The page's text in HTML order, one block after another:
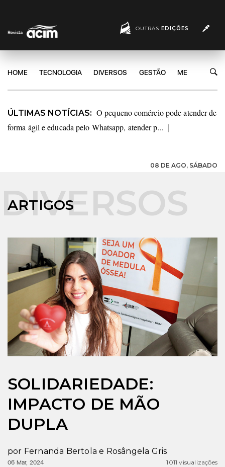
OUTRAS EDIÇÕES
HOME TECNOLOGIA DIVERSOS GESTÃO MERCADO
ÚLTIMAS NOTÍCIAS: O pequeno comércio pode atender de
forma ágil e educada pelo Whatsapp, atender p... |
08 DE AGO, SÁBADO
ARTIGOS
SOLIDARIEDADE:
IMPACTO DE MÃO
DUPLA
por Fernanda Bertola e Rosângela Gris
06 Mar, 2024 1011 visualizações